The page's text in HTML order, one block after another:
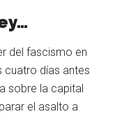
del fascismo en
días antes
sobre la capital
el asalto a